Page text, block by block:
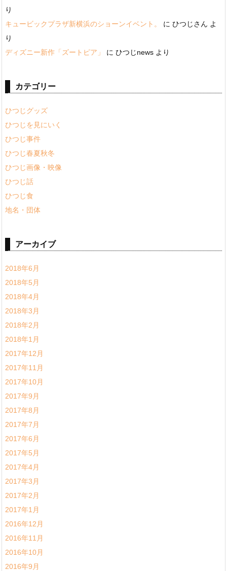
り
キュービックプラザ新横浜のショーンイベント。
に ひつじさん よ
り
ディズニー新作「ズートピア」
に ひつじnews より
カテゴリー
ひつじグッズ
ひつじを見にいく
ひつじ事件
ひつじ春夏秋冬
ひつじ画像・映像
ひつじ話
ひつじ食
地名・団体
アーカイブ
2018年6月
2018年5月
2018年4月
2018年3月
2018年2月
2018年1月
2017年12月
2017年11月
2017年10月
2017年9月
2017年8月
2017年7月
2017年6月
2017年5月
2017年4月
2017年3月
2017年2月
2017年1月
2016年12月
2016年11月
2016年10月
2016年9月